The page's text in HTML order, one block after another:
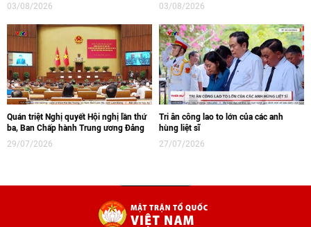
03/08/2026
03/08/2026
Quán triệt Nghị quyết Hội nghị lần thứ
ba, Ban Chấp hành Trung ương Đảng
29/07/2026
Tri ân công lao to lớn của các anh
hùng liệt sĩ
27/07/2026